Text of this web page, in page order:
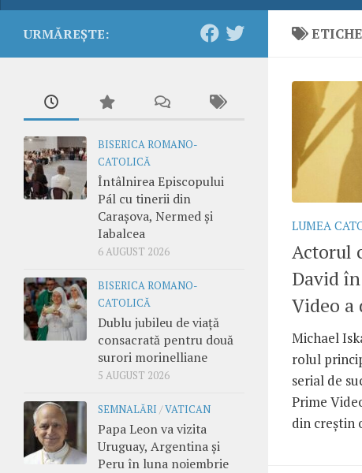
LUMEA
Actorul
David
Video a
Michael
rolul
serial de
Prime
din creștin
URMĂREȘTE:
BISERICA ROMANO-
CATOLICĂ
Întâlnirea Episcopului
Pál cu tinerii din
Carașova, Nermed și
Iabalcea
6 AUGUST 2026
BISERICA ROMANO-
CATOLICĂ
Dublu jubileu de viață
consacrată pentru două
surori morinelliane
5 AUGUST 2026
SEMNALĂRI /VATICAN
Papa Leon va vizita
Uruguay, Argentina și
Peru în luna noiembrie